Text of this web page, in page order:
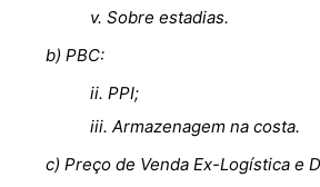
v. Sobre estadias.
b) PBC:
ii. PPI;
iii. Armazenagem na costa.
c) Preço de Venda Ex-Logística e